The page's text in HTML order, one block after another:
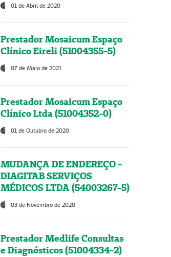
01 de Abril de 2020
Prestador Mosaicum Espaço
Clínico Eireli (51004355-5)
07 de Maio de 2021
Prestador Mosaicum Espaço
Clínico Ltda (51004352-0)
01 de Outubro de 2020
MUDANÇA DE ENDEREÇO -
DIAGITAB SERVIÇOS
MÉDICOS LTDA (54003267-5)
03 de Novembro de 2020
Prestador Medlife Consultas
e Diagnósticos (51004334-2)